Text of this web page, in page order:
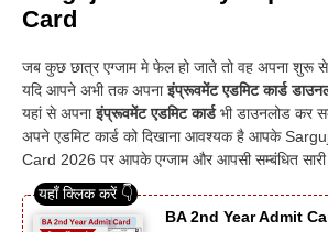
Card
जब कुछ छात्र एग्जाम मे फेल हो जाते तो वह अपना शुरू
यदि आपने अभी तक अपनाइंप्रूवमेंट एडमिट कार्ड
यहां से अपनाइंप्रूवमेंट एडमिट कार्डभी डाउनलोड कर
अपने एडमिट कार्ड को दिखाना आवश्यक है आपके
Card 2026 पर आपके एग्जाम और आपसी सम्बंधित सारी
BA 2nd Year Admit